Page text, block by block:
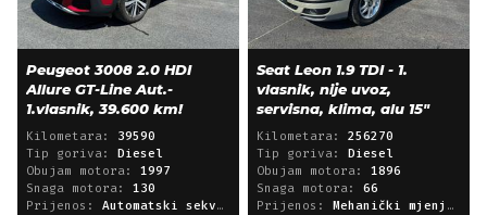
Peugeot 3008 2.0 HDI
Allure GT-Line Aut.-
1.vlasnik, 39.600 km!
Kilometara: 39590
Tip goriva:
Diesel
Obujam motora: 1997
Snaga motora: 130
Prijenos: Automatski sekvencijski
Seat Leon 1.9 TDI - 1.
vlasnik, nije uvoz,
servisna, klima, alu 15"
Kilometara: 256270
Tip goriva:
Diesel
Obujam motora: 1896
Snaga motora: 66
Prijenos:
Mehanički mjenjač